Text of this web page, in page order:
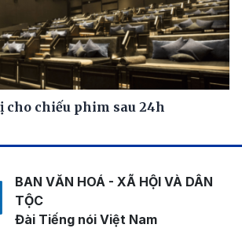
cho chiếu phim sau 24h
BAN VĂN HOÁ - XÃ HỘI VÀ DÂN
TỘC
Đài Tiếng nói Việt Nam